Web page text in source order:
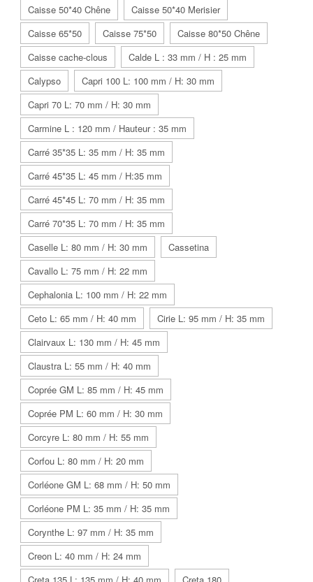
Caisse 50*40 Chêne
Caisse 50*40 Merisier
Caisse 65*50
Caisse 75*50
Caisse 80*50 Chêne
Caisse cache-clous
Calde L : 33 mm / H : 25 mm
Calypso
Capri 100 L: 100 mm / H: 30 mm
Capri 70 L: 70 mm / H: 30 mm
Carmine L : 120 mm / Hauteur : 35 mm
Carré 35*35 L: 35 mm / H: 35 mm
Carré 45*35 L: 45 mm / H:35 mm
Carré 45*45 L: 70 mm / H: 35 mm
Carré 70*35 L: 70 mm / H: 35 mm
Caselle L: 80 mm / H: 30 mm
Cassetina
Cavallo L: 75 mm / H: 22 mm
Cephalonia L: 100 mm / H: 22 mm
Ceto L: 65 mm / H: 40 mm
Cirie L: 95 mm / H: 35 mm
Clairvaux L: 130 mm / H: 45 mm
Claustra L: 55 mm / H: 40 mm
Coprée GM L: 85 mm / H: 45 mm
Coprée PM L: 60 mm / H: 30 mm
Corcyre L: 80 mm / H: 55 mm
Corfou L: 80 mm / H: 20 mm
Corléone GM L: 68 mm / H: 50 mm
Corléone PM L: 35 mm / H: 35 mm
Corynthe L: 97 mm / H: 35 mm
Creon L: 40 mm / H: 24 mm